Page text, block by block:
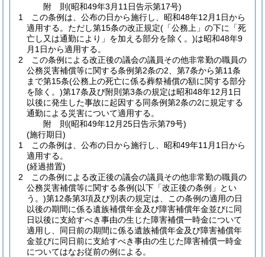
附 則(昭和49年3月11日告示第17号)
1
この条例は、公布の日から施行し、昭和48年12月1日から
適用する。 ただし第15条の改正規定(「公務上」の下に「死
亡し又は通勤により」を加える部分を除く。)は昭和48年9
月1日から適用する。
2
この条例による改正後の議会の議員その他非常勤の職員の
公務災害補償等に関する条例第2条の2、第7条から第11条
まで第15条(公務上の死亡に係る葬祭補償の額に関する部分
を除く。)第17条及び附則第3条の規定は昭和48年12月1日
以後に発生した事故に起因する同条例第2条の2に規定する
通勤による災害について適用する。
附 則(昭和49年12月25日告示第79号)
(施行期日)
1
この条例は、公布の日から施行し、昭和49年11月1日から
適用する。
(経過措置)
2
この条例による改正後の議会の議員その他非常勤の職員の
公務災害補償等に関する条例(以下「改正後の条例」とい
う。)第12条第3項及び別表の規定は、この条例の適用の日
以後の期間に係る遺族補償年金及び障害補償年金並びに同
日以後に支給すべき事由の生じた障害補償一時金について
適用し、同日前の期間に係る遺族補償年金及び障害補償年
金並びに同日前に支給すべき事由の生じた障害補償一時金
についてはなお従前の例による。